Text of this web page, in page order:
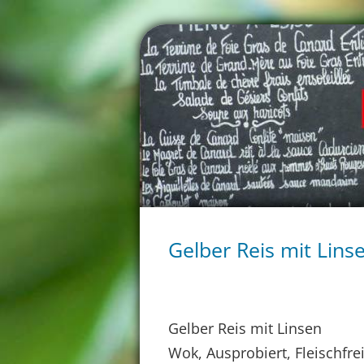
Gelber Reis mit
Gelber Reis mit Linsen
Wok, Ausprobiert, Fleischfrei